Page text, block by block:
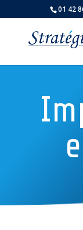
01 42